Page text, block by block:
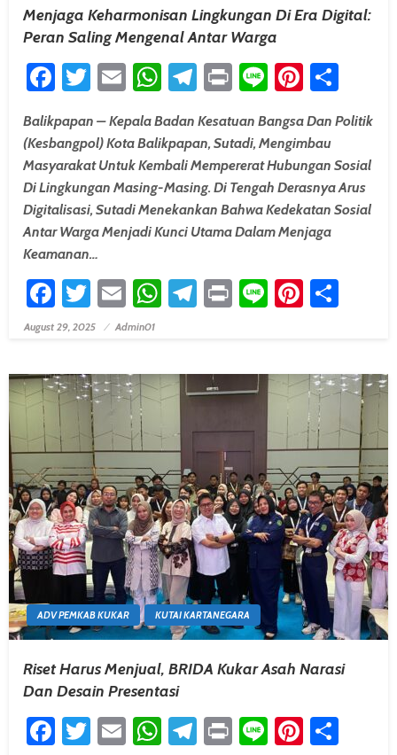
Menjaga Keharmonisan Lingkungan Di Era Digital:
Peran Saling Mengenal Antar Warga
Facebook
Twitter
EmailWhatsApp
Telegram
PrintLine
Balikpapan – Kepala Badan Kesatuan Bangsa Dan Politik
(Kesbangpol) Kota Balikpapan, Sutadi, Mengimbau
Masyarakat Untuk Kembali Mempererat Hubungan Sosial
Di Lingkungan Masing-Masing. Di Tengah Derasnya Arus
Digitalisasi, Sutadi Menekankan Bahwa Kedekatan Sosial
Antar Warga Menjadi Kunci Utama Dalam Menjaga
Keamanan…
Facebook
Twitter
EmailWhatsApp
Telegram
PrintLine
Posted On
August 29, 2025 Admin01
ADV PEMKAB KUKAR KUTAI KARTANEGARA
Riset Harus Menjual, BRIDA Kukar Asah Narasi
Dan Desain Presentasi
Facebook
Twitter
EmailWhatsApp
Telegram
PrintLine